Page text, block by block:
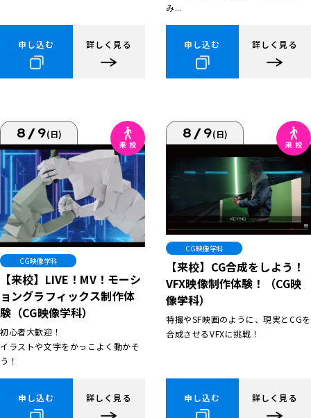
申し込む 詳しく見る
み...
申し込む 詳しく見る
8/9(日)
CG映像学科
【来校】LIVE！MV！モーシ
ョングラフィックス制作体
験（CG映像学科）
初心者大歓迎！
イラストや文字をかっこよく動かそ
う！
申し込む 詳しく見る
8/9(日)
CG映像学科
【来校】CG合成をしよう！
VFX映像制作体験！（CG映
像学科）
特撮やSF映画のように、現実とCGを
合成させるVFXに挑戦！
申し込む 詳しく見る